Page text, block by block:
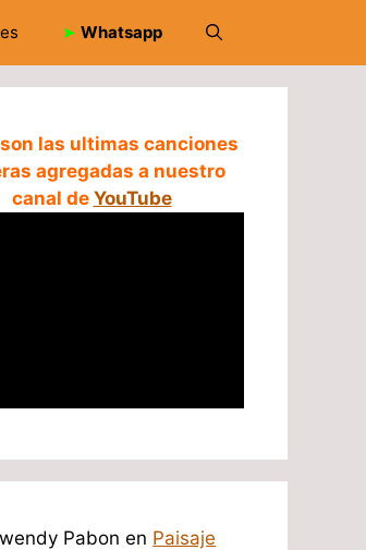
➤ Whatsapp
las ultimas canciones
agregadas a nuestro
canal de YouTube
wendy Pabon en Paisaje